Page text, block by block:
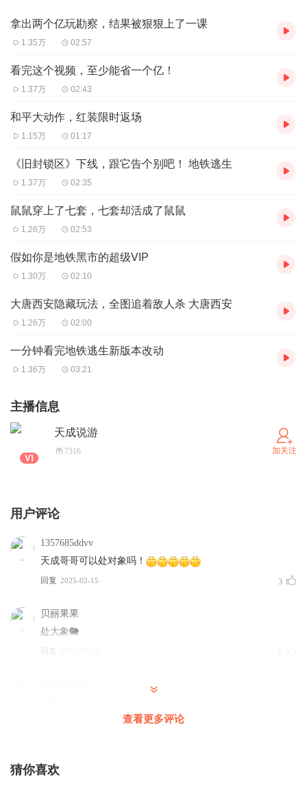
拿出两个亿玩勘察，结果被狠狠上了一课
1.35万 02:57
看完这个视频，至少能省一个亿！
1.37万 02:43
和平大动作，红装限时返场
1.15万 01:17
《旧封锁区》下线，跟它告个别吧！ 地铁逃生
1.37万 02:35
鼠鼠穿上了七套，七套却活成了鼠鼠
1.26万 02:53
假如你是地铁黑市的超级VIP
1.30万 02:10
大唐西安隐藏玩法，全图追着敌人杀 大唐西安
1.26万 02:00
一分钟看完地铁逃生新版本改动
1.36万 03:21
主播信息
天成说游
7316 加关注
用户评论
1357685ddvv
天成哥哥可以处对象吗！
回复 2025-02-15 3
贝丽果果
处大象🐘
回复
你能帮我扶贫吗？
查看更多评论
猜你喜欢